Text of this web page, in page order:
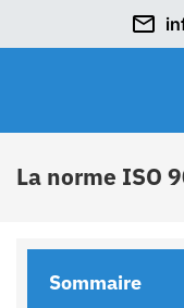
La norme ISO
Sommaire